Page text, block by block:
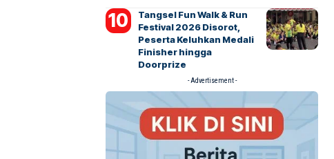
Tangsel Fun Walk & Run
Festival 2026 Disorot,
Peserta Keluhkan Medali
Finisher hingga
Doorprize
- Advertisement -